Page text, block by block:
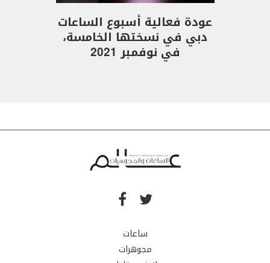
عودة فعالية أسبوع الساعات
دبي في نسختها الخامسة،
في نوفمبر 2021
ساعات
مجوهرات